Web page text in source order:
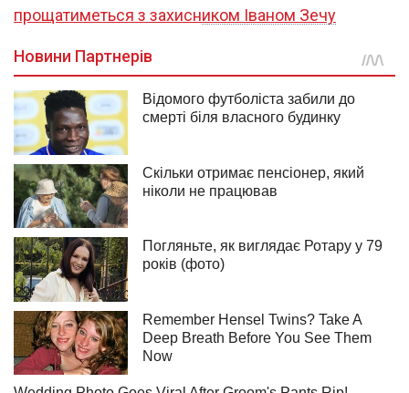
прощатиметься з захисником Іваном Зечу